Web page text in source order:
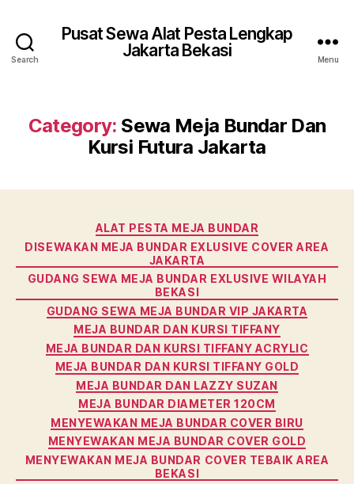
Search
Pusat Sewa Alat Pesta Lengkap
Jakarta Bekasi
Menu
Category: Sewa Meja Bundar Dan
Kursi Futura Jakarta
Categories
ALAT PESTA MEJA BUNDAR
DISEWAKAN MEJA BUNDAR EXLUSIVE COVER AREA
JAKARTA
GUDANG SEWA MEJA BUNDAR EXLUSIVE WILAYAH
BEKASI
GUDANG SEWA MEJA BUNDAR VIP JAKARTA
MEJA BUNDAR DAN KURSI TIFFANY
MEJA BUNDAR DAN KURSI TIFFANY ACRYLIC
MEJA BUNDAR DAN KURSI TIFFANY GOLD
MEJA BUNDAR DAN LAZZY SUZAN
MEJA BUNDAR DIAMETER 120CM
MENYEWAKAN MEJA BUNDAR COVER BIRU
MENYEWAKAN MEJA BUNDAR COVER GOLD
MENYEWAKAN MEJA BUNDAR COVER TEBAIK AREA
BEKASI